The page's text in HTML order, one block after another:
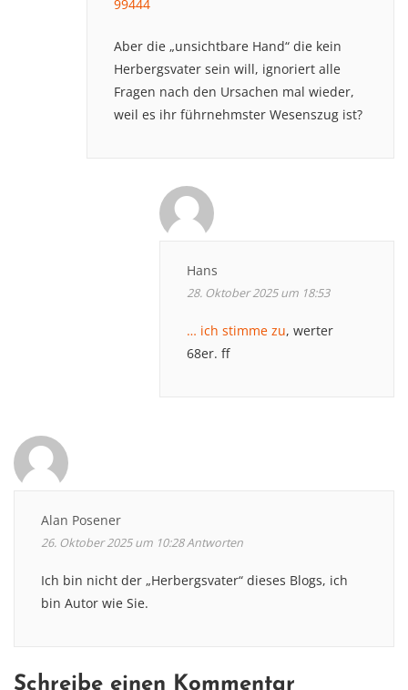
99444
Aber die „unsichtbare Hand“ die kein
Herbergsvater sein will, ignoriert alle
Fragen nach den Ursachen mal wieder,
weil es ihr führnehmster Wesenszug ist?
Hans
28. Oktober 2025 um 18:53
… ich stimme zu, werter
68er. ff
Alan Posener
26. Oktober 2025 um 10:28Antworten
Ich bin nicht der „Herbergsvater“ dieses Blogs, ich
bin Autor wie Sie.
Schreibe einen Kommentar